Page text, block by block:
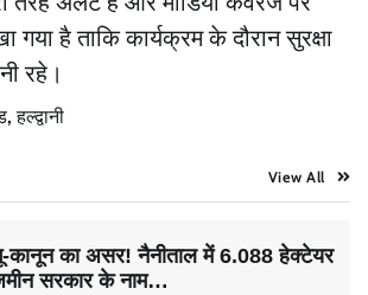
गया है ताकि कार्यक्रम के दौरान सुरक्षा
रहे।
,हल्द्वानी
View All
कानून का असर! नैनीताल में 6.088 हेक्टेयर
सरकार के नाम…